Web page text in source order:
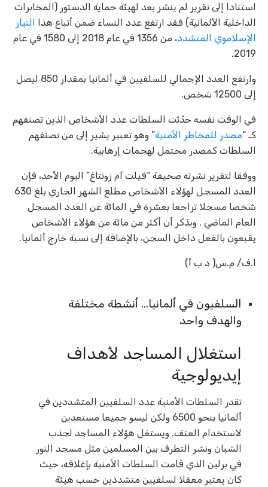
استنادا إلى تقرير لم ينشر بعد لهيئة حماية الدستور (المخابرات
الداخلية الألمانية) فقد ارتفع عدد النساء ضمن أتباع هذا التيار
الإسلاموي المتشدد
، من 1356 في عام 2018 إلى 1580 في عام
2019.
وارتفع العدد الإجمالي للسلفيين في ألمانيا بمقدار 850 ليصل
إلى 12500 شخص.
في الوقت نفسه حدّثت السلطات عدد الأشخاص الذين تصنفهم
كـ “مصدر للمخاطر الأمنية” وهو تعبير يشير إلى من تصنفهم
السلطات كمصدر محتمل لهجمات إرهابية.
ووفقا لتقرير نشرته صحيفة “فيلت آم زونتاغ” اليوم الأحد، فإن
العدد المسجل لهؤلاء الأشخاص مطلع الشهر الجاري بلغ 630
شخصا مسجلا تراجعا بعشرة في المائة عن العدد المسجل
العام الماضي . ويذكر أن أكثر من مائة من هؤلاء الأشخاص
يقبعون بالفعل داخل السجن، بالإضافة إلى نسبة خارج ألمانيا.
ا.ف/ م.س( د ب أ)
السلفيون في ألمانيا… أنشطة مختلفة
والهدف واحد
استغلال المساجد لأهداف
إيديولوجية
تقدر السلطات الأمنية عدد السلفيين المتشددين في
ألمانيا بنحو 6500 ولكن ليسو جميعا مستعدين
لاستخدام العنف. ويستغل هؤلاء المساجد لجذب
الشبان ونشر التطرف بين المسلمين مثل مسجد النور
في برلين الذي قامت السلطات الأمنية بإغلاقه، حيث
كان يعتبر معقلا لسلفيين متشددين حسب هيئة